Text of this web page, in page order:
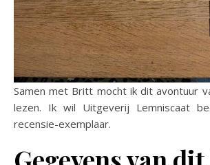
Samen met Britt mocht ik dit avontuur van Hotel Flamingo
lezen. Ik wil Uitgeverij Lemniscaat
recensie-exemplaar.